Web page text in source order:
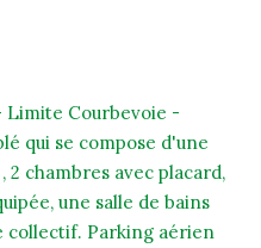
Locative
Limite Courbevoie -
qui se compose d'une
chambres avec placard,
une salle de bains
collectif. Parking aérien